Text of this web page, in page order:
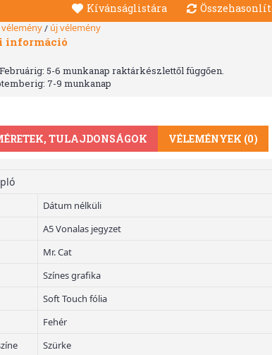
Kívánságlistára
vélemény/ új vélemény
információ
5-6 munkanap raktárkészlettől függően.
7-9 munkanap
TULAJDONSÁGOK VÉLEMÉNYEK (0)
Dátum nélküli
A5 Vonalas jegyzet
Mr. Cat
Színes grafika
Soft Touch fólia
Fehér
Szürke